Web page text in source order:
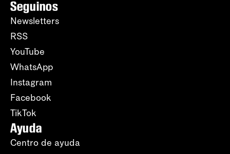
Seguinos
Newsletters
RSS
YouTube
WhatsApp
Instagram
Facebook
TikTok
Ayuda
Centro de ayuda